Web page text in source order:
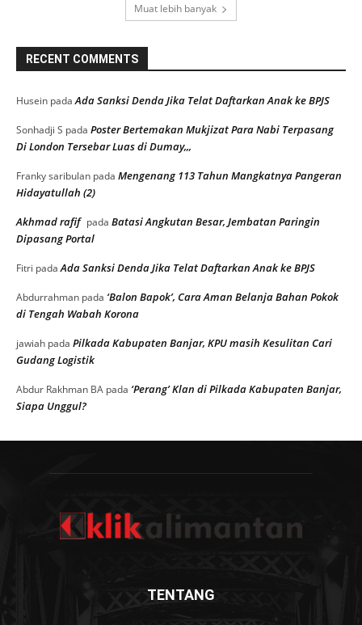
Muat lebih banyak
RECENT COMMENTS
Husein padaAda Sanksi Denda Jika Telat Daftarkan Anak ke BPJS
Sonhadji S pada Poster Bertemakan Mukjizat Para Nabi Terpasang
Di London Tersebar Luas di Dumay,,,
Franky saribulan pada Mengenang 113 Tahun Mangkatnya Pangeran
Hidayatullah (2)
Akhmad rafif pada Batasi Angkutan Besar, Jembatan Paringin
Dipasang Portal
Fitri padaAda Sanksi Denda Jika Telat Daftarkan Anak ke BPJS
Abdurrahman pada ‘Balon Bapok’, Cara Aman Belanja Bahan Pokok
di Tengah Wabah Korona
jawiah pada Pilkada Kabupaten Banjar, KPU masih Kesulitan Cari
Gudang Logistik
Abdur Rakhman BA pada ‘Perang’ Klan di Pilkada Kabupaten Banjar,
Siapa Unggul?
TENTANG